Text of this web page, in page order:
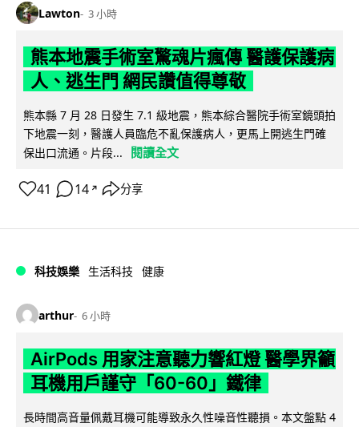
Lawton 3 小時
熊本地震手術室驚魂片瘋傳 醫護保護病
人、逃生門 網民讚值得尊敬
熊本縣 7 月 28 日發生 7.1 級地震，熊本綜合醫院手術室鏡頭拍
下地震一刻，醫護人員臨危不亂保護病人，更馬上開逃生門確
保出口流通。片段...
閱讀全文
41 14 ↗ 分享
科技娛樂 生活科技 健康
arthur 6 小時
AirPods 用家注意聽力響紅燈 醫學界籲
耳機用戶謹守「60-60」鐵律
長時間高音量佩戴耳機可能導致永久性噪音性聽損。本文盤點 4